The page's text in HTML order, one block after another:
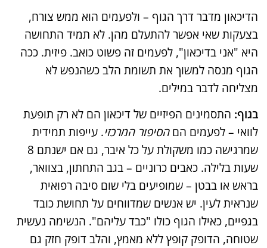
הדיכאון מדבר דרך הגוף – ולפעמים הוא ממש צורח,
בצעקות שאי אפשר להתעלם מהן. לא תמיד התחושה
היא "אני בדיכאון", לפעמים זה פשוט כואב. פיזית. ככה
הגוף מנסה למשוך את תשומת הלב כשהנפש לא
מצליחה לדבר במילים.
בגוף: התסמינים הפיזיים של דיכאון הם לא רק תופעת
לוואי – לפעמים הםהסיפור המרכזי. עייפות תמידית
שמרגישה כמו משקולת על כל איבר, גם אם ישנתם 8
שעות בלילה. כאבים כרוניים – בגב התחתון, בצוואר,
בראש או בבטן – שמופיעים בלי שום סיבה רפואית
שנראית לעין. יש אנשים שמדווחים על תחושת כובד
בגפיים, כאילו הגוף כולו "כבד עליהם". הנשימה נעשית
שטוחה, הדופק קופץ ללא מאמץ, והלב דופק חזק גם